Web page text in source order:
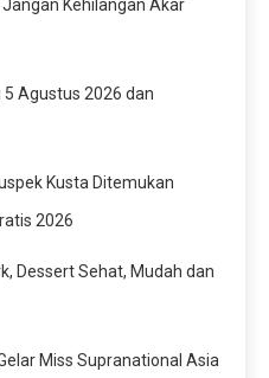
Kehilangan Akar
5 Agustus 2026 dan
Kusta Ditemukan
2026
Dessert Sehat, Mudah dan
Miss Supranational Asia